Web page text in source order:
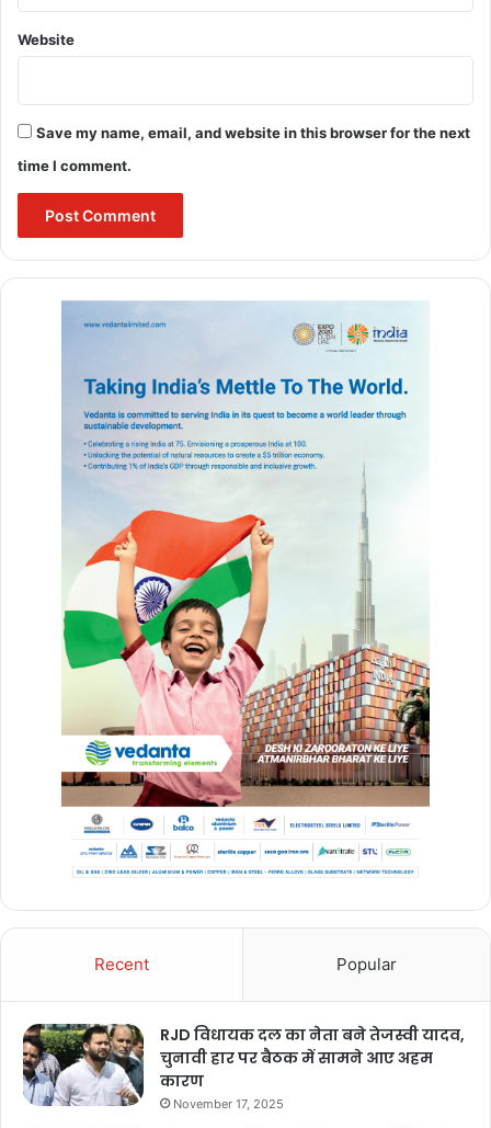
Website
Save my name, email, and website in this browser for the next
time I comment.
Recent Popular
RJD विधायक दल का नेता बने तेजस्वी यादव,
चुनावी हार पर बैठक में सामने आए अहम
कारण
November 17, 2025